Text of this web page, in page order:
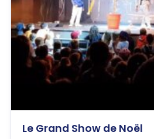
Le Grand Show de Noël